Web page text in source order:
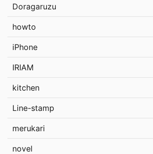
Doragaruzu
howto
iPhone
IRIAM
kitchen
Line-stamp
merukari
novel